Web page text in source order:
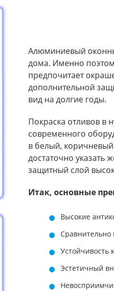
Алюминиевый
дома. Именно
предпочитает
дополнительной
вид на долгие годы.
Покраска отливов в
современного
в белый, коричневый
достаточно указать
защитный слой
Итак, основные
Высокие
Сравнительно
Устойчивость
Эстетичный